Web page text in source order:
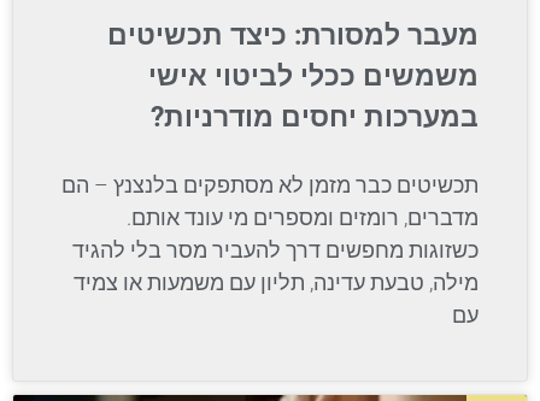
מעבר למסורת: כיצד תכשיטים
משמשים ככלי לביטוי אישי
במערכות יחסים מודרניות?
תכשיטים כבר מזמן לא מסתפקים בלנצנץ – הם
מדברים, רומזים ומספרים מי עונד אותם.
כשזוגות מחפשים דרך להעביר מסר בלי להגיד
מילה, טבעת עדינה, תליון עם משמעות או צמיד
עם